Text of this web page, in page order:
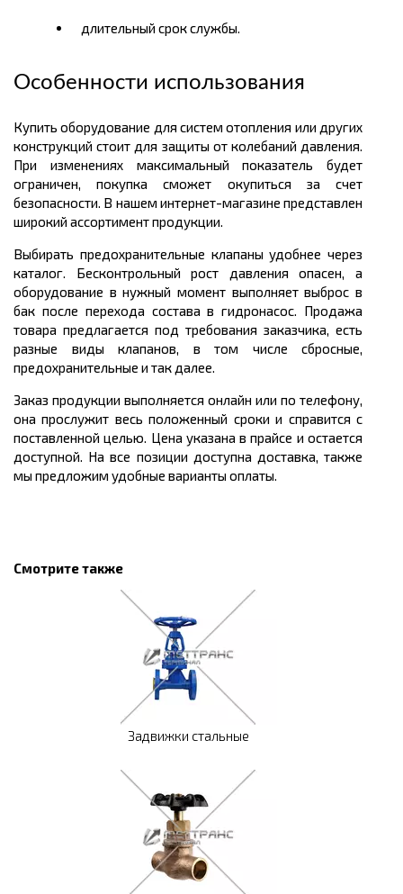
длительный срок службы.
Особенности использования
Купить оборудование для систем отопления или других
конструкций стоит для защиты от колебаний давления.
При изменениях максимальный показатель будет
ограничен, покупка сможет окупиться за счет
безопасности. В нашем интернет-магазине представлен
широкий ассортимент продукции.
Выбирать предохранительные клапаны удобнее через
каталог. Бесконтрольный рост давления опасен, а
оборудование в нужный момент выполняет выброс в
бак после перехода состава в гидронасос. Продажа
товара предлагается под требования заказчика, есть
разные виды клапанов, в том числе сбросные,
предохранительные и так далее.
Заказ продукции выполняется онлайн или по телефону,
она прослужит весь положенный сроки и справится с
поставленной целью. Цена указана в прайсе и остается
доступной. На все позиции доступна доставка, также
мы предложим удобные варианты оплаты.
Смотрите также
Задвижки стальные